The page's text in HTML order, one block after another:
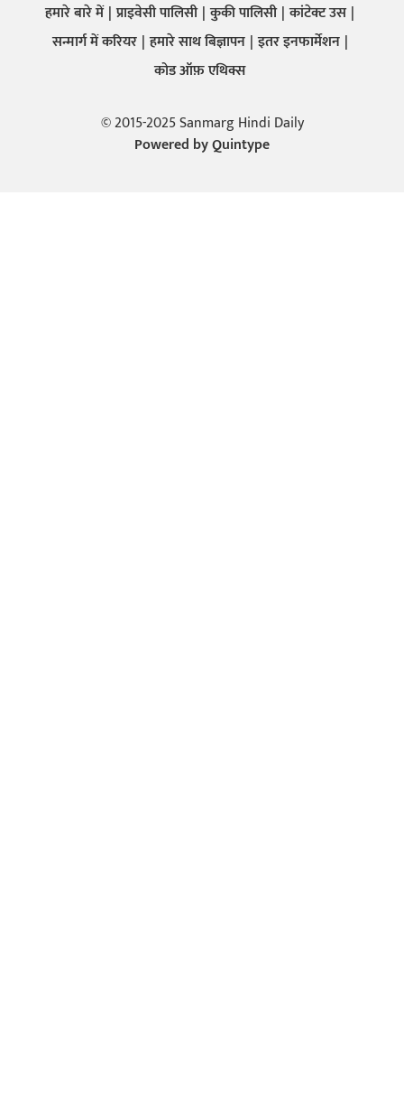
हमारे बारे में प्राइवेसी पालिसी कुकी पालिसी कांटेक्ट उस
सन्मार्ग में करियर हमारे साथ बिज्ञापन इतर इनफार्मेशन
कोड ऑफ़ एथिक्स
© 2015-2025 Sanmarg Hindi Daily
Powered byQuintype